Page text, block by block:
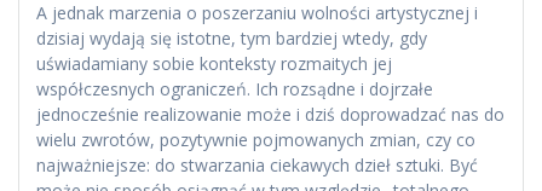
A jednak marzenia o poszerzaniu wolności artystycznej i
dzisiaj wydają się istotne, tym bardziej wtedy, gdy
uświadamiany sobie konteksty rozmaitych jej
współczesnych ograniczeń. Ich rozsądne i dojrzałe
jednocześnie realizowanie może i dziś doprowadzać nas do
wielu zwrotów, pozytywnie pojmowanych zmian, czy co
najważniejsze: do stwarzania ciekawych dzieł sztuki. Być